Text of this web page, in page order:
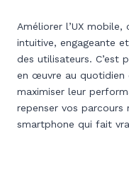
Améliorer l’UX mobile,
intuitive, engageante
des utilisateurs. C’est
en œuvre au quotidien
maximiser leur
repenser vos
smartphone qui fait